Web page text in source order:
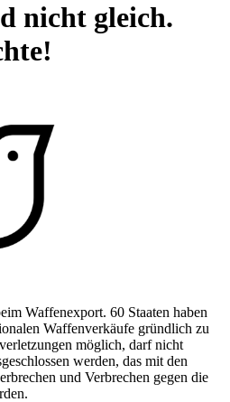
nicht gleich.
Waffenexport. 60 Staaten haben
Waffenverkäufe gründlich zu
möglich, darf nicht
werden, das mit den
und Verbrechen gegen die